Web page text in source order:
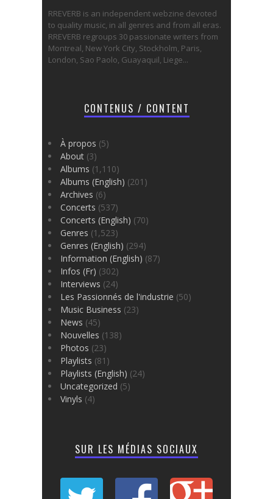
RREVERB is an independent webzine devoted
to quality music, in all genres and from all eras.
RREVERB regroups 30 passionate writers from
Montreal, New York City, Stockholm, Paris,
London, Sao Paolo, Guayaquil, Liege...
CONTENUS / CONTENT
À propos (5)
About (3)
Albums (1,110)
Albums (English) (201)
Archives (6)
Concerts (537)
Concerts (English) (70)
Genres (1,523)
Genres (English) (294)
Information (English) (87)
Infos (Fr) (302)
Interviews (24)
Les Passionnés de l'industrie (50)
Music Business (23)
News (45)
Nouvelles (138)
Photos (23)
Playlists (81)
Playlists (English) (24)
Uncategorized (5)
Vinyls (4)
SUR LES MÉDIAS SOCIAUX